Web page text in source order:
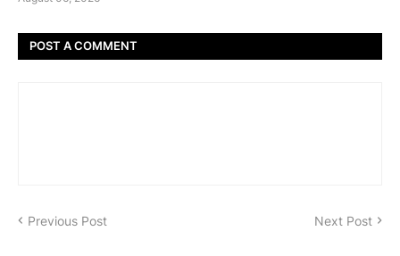
POST A COMMENT
Previous Post Next Post